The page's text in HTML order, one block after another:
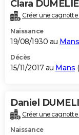
Clara DUMELIE
Créer une cagnotte
Naissance
19/08/1930 au Mans
Décès
15/11/2017 au Mans (
Daniel
Créer une cagnotte
Naissance